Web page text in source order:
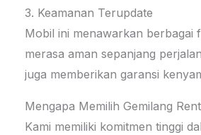
3. Keamanan Terupdate
Mobil ini menawarkan berbagai
merasa aman sepanjang
juga memberikan garansi
Mengapa Memilih Gemilang
Kami memiliki komitmen tinggi